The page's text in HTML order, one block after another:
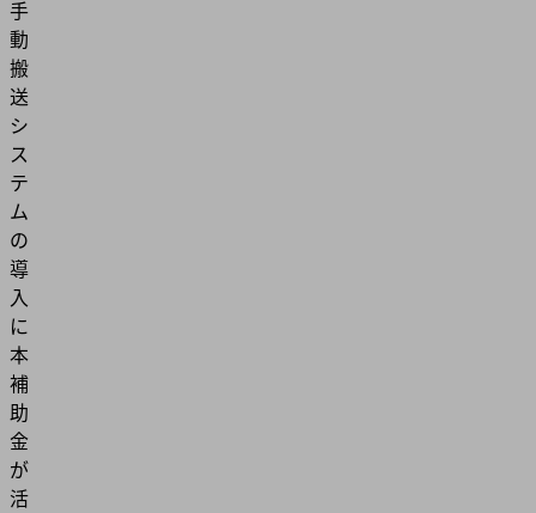
手
動
搬
送
シ
ス
テ
ム
の
導
入
に
本
補
助
金
が
活